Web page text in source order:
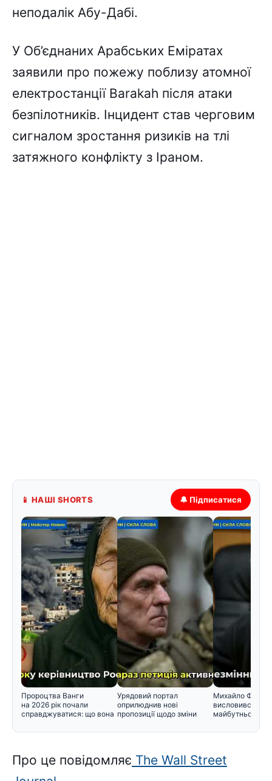
неподалік Абу-Дабі.
У Об’єднаних Арабських Еміратах
заявили про пожежу поблизу атомної
електростанції Barakah після атаки
безпілотників. Інцидент став черговим
сигналом зростання ризиків на тлі
затяжного конфлікту з Іраном.
📱 НАШІ SHORTS 🔔 Підписатися
Пророцтва Ванги
на 2026 рік почали
справджуватися: що вона
Урядовий портал
оприлюднив нові
пропозиції щодо зміни
Михайло
висловився
майбутнього в
Про це повідомляє The Wall Street